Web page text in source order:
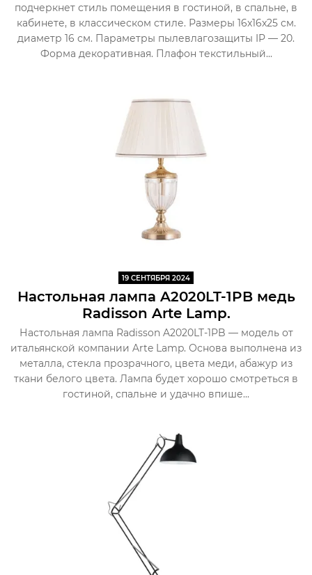
подчеркнет стиль помещения в гостиной, в спальне, в
кабинете, в классическом стиле. Размеры 16x16x25 см.
диаметр 16 см. Параметры пылевлагозащиты IP — 20.
Форма декоративная. Плафон текстильный...
19 СЕНТЯБРЯ 2024
Настольная лампа A2020LT-1PB медь
Radisson Arte Lamp.
Настольная лампа Radisson A2020LT-1PB — модель от
итальянской компании Arte Lamp. Основа выполнена из
металла, стекла прозрачного, цвета меди, абажур из
ткани белого цвета. Лампа будет хорошо смотреться в
гостиной, спальне и удачно впише...